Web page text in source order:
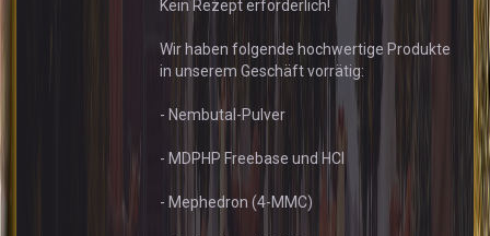
Kein Rezept erforderlich!
Wir haben folgende hochwertige Produkte
in unserem Geschäft vorrätig:
- Nembutal-Pulver
- MDPHP Freebase und HCl
- Mephedron (4-MMC)